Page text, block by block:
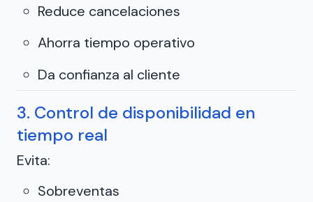
Reduce cancelaciones
Ahorra tiempo operativo
Da confianza al cliente
3. Control de disponibilidad en
tiempo real
Evita:
Sobreventas